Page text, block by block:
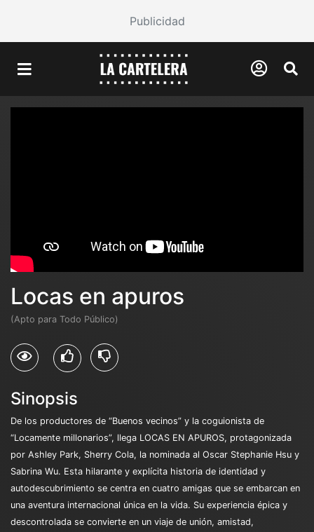
Publicidad
Locas en apuros
(Apto para Todo Público)
Sinopsis
De los productores de “Buenos vecinos” y la coguionista de
“Locamente millonarios”, llega LOCAS EN APUROS, protagonizada
por Ashley Park, Sherry Cola, la nominada al Oscar Stephanie Hsu y
Sabrina Wu. Esta hilarante y explícita historia de identidad y
autodescubrimiento se centra en cuatro amigas que se embarcan en
una aventura internacional única en la vida. Su experiencia épica y
descontrolada se convierte en un viaje de unión, amistad,